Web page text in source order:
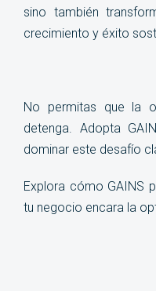
sino también
crecimiento y éxito
No permitas que la
detenga. Adopta
dominar este desafío
Explora cómo GAINS
tu negocio encara la